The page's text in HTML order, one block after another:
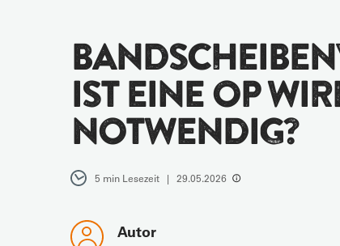
IST EINE OP
NOTWENDIG?
5 min Lesezeit | 29.05.2026
Autor